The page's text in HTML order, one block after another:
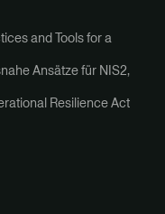
and Tools for a
Ansätze für NIS2,
Resilience Act